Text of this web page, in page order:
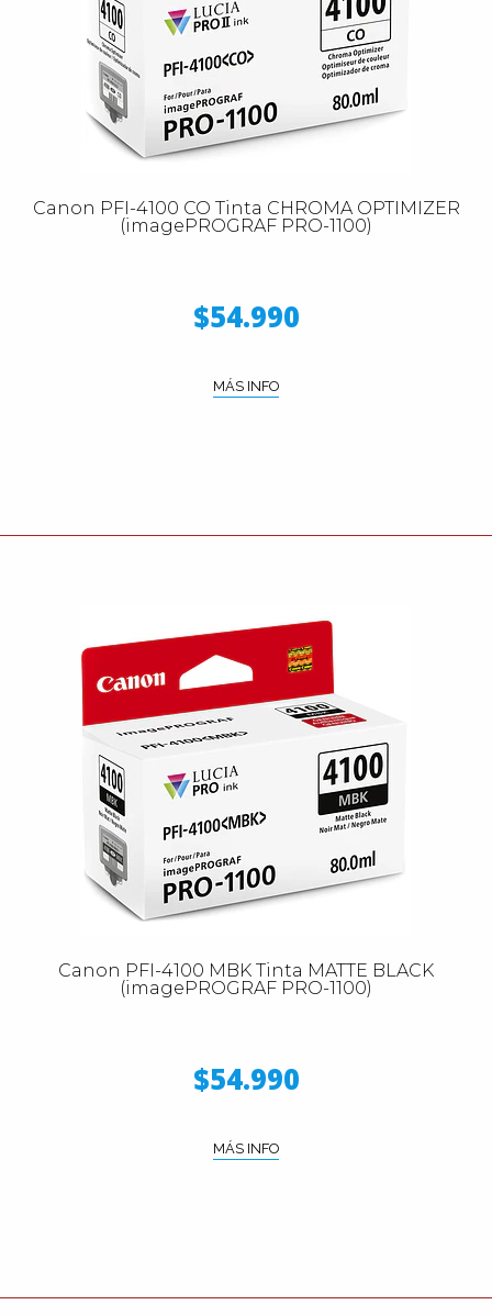
Canon PFI-4100 CO Tinta CHROMA OPTIMIZER
(imagePROGRAF PRO-1100)
$54.990
MÁS INFO
Canon PFI-4100 MBK Tinta MATTE BLACK
(imagePROGRAF PRO-1100)
$54.990
MÁS INFO